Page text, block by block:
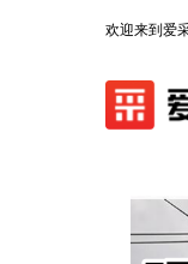
欢迎来到爱